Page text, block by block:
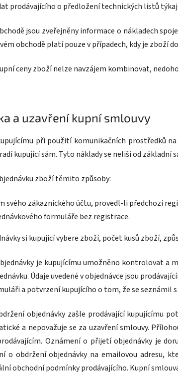
prodávajícího o předložení technických listů
jsou zveřejněny informace o nákladech
obchodě platí pouze v případech, kdy je zboží
ceny zboží nelze navzájem kombinovat,
a uzavření kupní smlouvy
při použití komunikačních prostředků
kupující sám. Tyto náklady se neliší od základní
zboží těmito způsoby:
svého zákaznického účtu, provedl-li předchozí
formuláře bez registrace.
si kupující vybere zboží, počet kusů zboží,
je kupujícímu umožněno kontrolovat a
Údaje uvedené v objednávce jsou
a potvrzení kupujícího o tom, že se
objednávky zašle prodávající kupujícímu
a nepovažuje se za uzavření smlouvy.
Oznámení o přijetí objednávky je
o obdržení objednávky na emailovou adresu,
obchodní podmínky prodávajícího. Kupní